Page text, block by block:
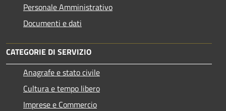
Personale Amministrativo
Documenti e dati
CATEGORIE DI SERVIZIO
Anagrafe e stato civile
Cultura e tempo libero
Imprese e Commercio